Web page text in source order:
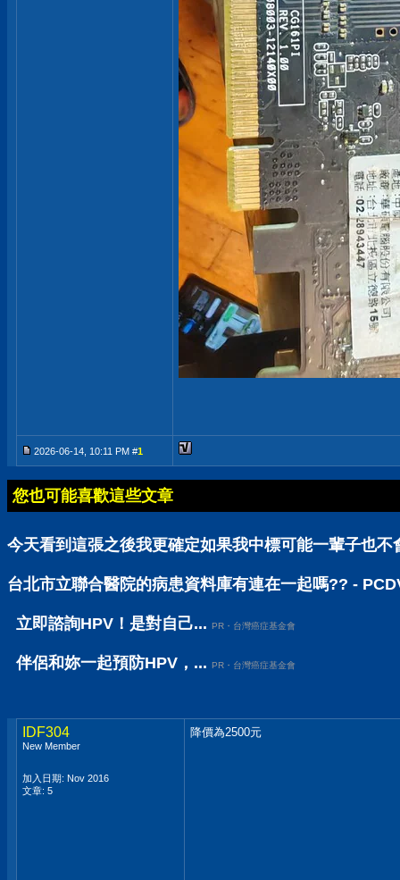
2026-06-14, 10:11 PM #1
您也可能喜歡這些文章
今天看到這張之後我更確定如果我中標可能一輩子也
台北市立聯合醫院的病患資料庫有連在一起嗎?? -
立即諮詢HPV！是對自己... PR・台灣癌症基金會
伴侶和妳一起預防HPV，... PR・台灣癌症基金會
IDF304
New Member
加入日期: Nov 2016
文章: 5
降價為2500元